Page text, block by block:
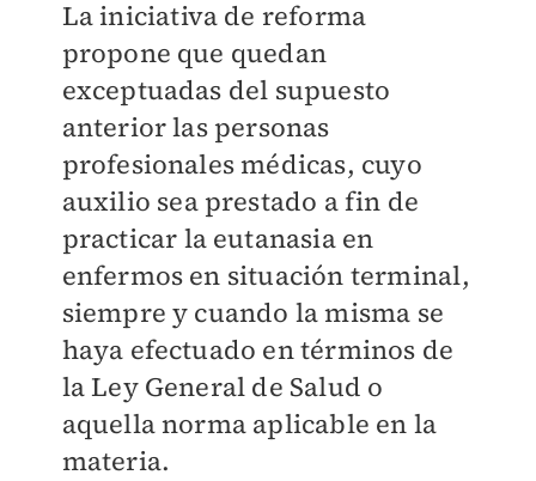
La iniciativa de reforma
propone que quedan
exceptuadas del supuesto
anterior las personas
profesionales médicas, cuyo
auxilio sea prestado a fin de
practicar la eutanasia en
enfermos en situación terminal,
siempre y cuando la misma se
haya efectuado en términos de
la Ley General de Salud o
aquella norma aplicable en la
materia.